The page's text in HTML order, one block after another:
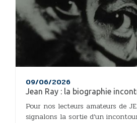
09/06/2026
Jean Ray : la biographie
Pour nos lecteurs amateurs de
signalons la sortie d’un